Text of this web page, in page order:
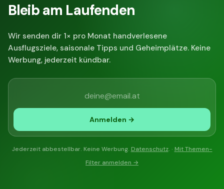
Bleib am Laufenden
Wir senden dir 1× pro Monat handverlesene
Ausflugsziele, saisonale Tipps und Geheimplätze. Keine
Werbung, jederzeit kündbar.
Anmelden →
Jederzeit abbestellbar. Keine Werbung. Datenschutz. · Mit Themen-
Filter anmelden →